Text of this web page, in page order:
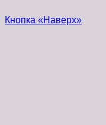
Кнопка «Наверх»